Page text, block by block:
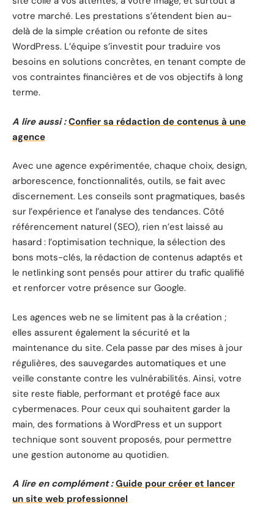
votre marché. Les prestations s’étendent bien au-
delà de la simple création ou refonte de sites
WordPress. L’équipe s’investit pour traduire vos
besoins en solutions concrètes, en tenant compte de
vos contraintes financières et de vos objectifs à long
terme.
A lire aussi : Confier sa rédaction de contenus à une
agence
Avec une agence expérimentée, chaque choix, design,
arborescence, fonctionnalités, outils, se fait avec
discernement. Les conseils sont pragmatiques, basés
sur l’expérience et l’analyse des tendances. Côté
référencement naturel (SEO), rien n’est laissé au
hasard : l’optimisation technique, la sélection des
bons mots-clés, la rédaction de contenus adaptés et
le netlinking sont pensés pour attirer du trafic qualifié
et renforcer votre présence sur Google.
Les agences web ne se limitent pas à la création ;
elles assurent également la sécurité et la
maintenance du site. Cela passe par des mises à jour
régulières, des sauvegardes automatiques et une
veille constante contre les vulnérabilités. Ainsi, votre
site reste fiable, performant et protégé face aux
cybermenaces. Pour ceux qui souhaitent garder la
main, des formations à WordPress et un support
technique sont souvent proposés, pour permettre
une gestion autonome au quotidien.
A lire en complément : Guide pour créer et lancer
un site web professionnel